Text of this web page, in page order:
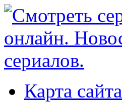
Карта сайта